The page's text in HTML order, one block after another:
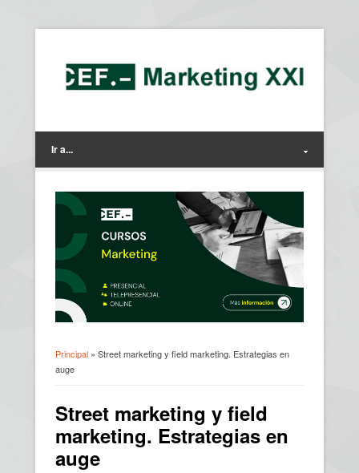
Ir a...
Principal » Street marketing y field marketing. Estrategias en
auge
Street marketing y field
marketing. Estrategias en
auge